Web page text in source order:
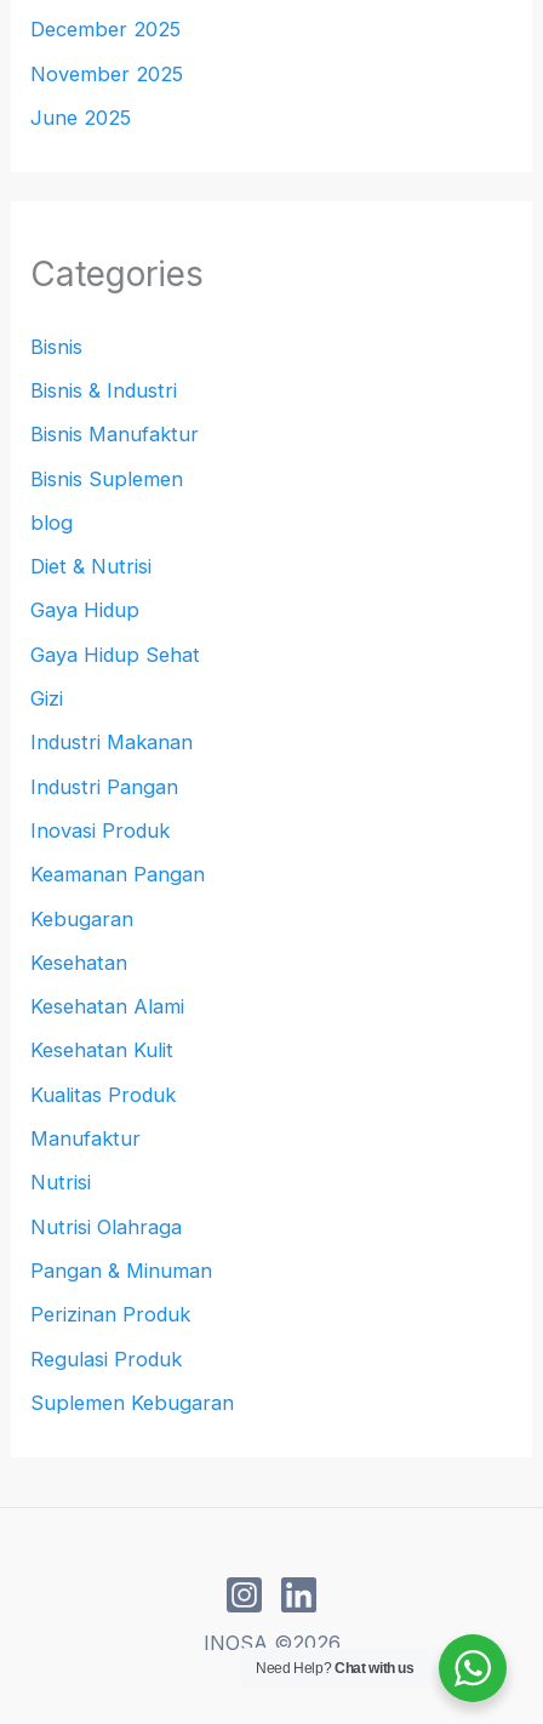
December 2025
November 2025
June 2025
Categories
Bisnis
Bisnis & Industri
Bisnis Manufaktur
Bisnis Suplemen
blog
Diet & Nutrisi
Gaya Hidup
Gaya Hidup Sehat
Gizi
Industri Makanan
Industri Pangan
Inovasi Produk
Keamanan Pangan
Kebugaran
Kesehatan
Kesehatan Alami
Kesehatan Kulit
Kualitas Produk
Manufaktur
Nutrisi
Nutrisi Olahraga
Pangan & Minuman
Perizinan Produk
Regulasi Produk
Suplemen Kebugaran
INOSA ©2026
Need Help?Chat with us